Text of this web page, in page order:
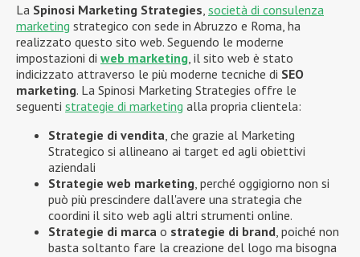
La Spinosi Marketing Strategies società di consulenza
marketing strategico con sede in Abruzzo e Roma, ha
realizzato questo sito web. Seguendo le moderne
impostazioni di web marketing , il sito web è stato
indicizzato attraverso le più moderne tecniche di SEO
marketing. La Spinosi Marketing Strategies offre le
seguenti strategie di marketing alla propria clientela:
Strategie di vendita , che grazie al Marketing
Strategico si allineano ai target ed agli obiettivi
aziendali
Strategie web marketing , perché oggigiorno non si
può più prescindere dall'avere una strategia che
coordini il sito web agli altri strumenti online.
Strategie di marca o strategie di brand , poiché non
basta soltanto fare la creazione del logo ma bisogna